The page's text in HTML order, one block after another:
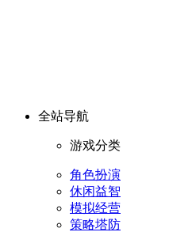
全站导航
游戏分类
角色扮演
休闲益智
模拟经营
策略塔防